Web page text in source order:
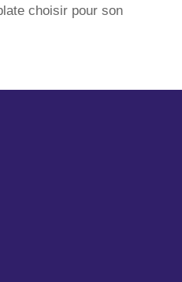
choisir pour son